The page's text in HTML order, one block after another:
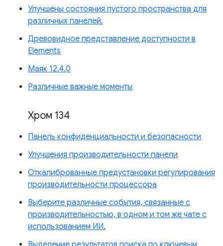
Улучшены состояния пустого пространства для
различных панелей.
Древовидное представление доступности в
Elements
Маяк 12.4.0
Различные важные моменты
Хром 134
Панель конфиденциальности и безопасности
Улучшения производительности панели
Откалиброванные предустановки регулирования
производительности процессора
Выберите различные события, связанные с
производительностью, в одном и том же чате с
использованием ИИ.